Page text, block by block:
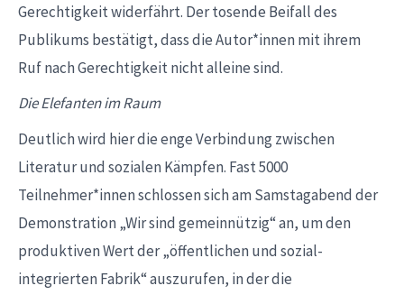
Gerechtigkeit widerfährt. Der tosende Beifall des
Publikums bestätigt, dass die Autor*innen mit ihrem
Ruf nach Gerechtigkeit nicht alleine sind.
Die Elefanten im Raum
Deutlich wird hier die enge Verbindung zwischen
Literatur und sozialen Kämpfen. Fast 5000
Teilnehmer*innen schlossen sich am Samstagabend der
Demonstration „Wir sind gemeinnützig“ an, um den
produktiven Wert der „öffentlichen und sozial-
integrierten Fabrik“ auszurufen, in der die